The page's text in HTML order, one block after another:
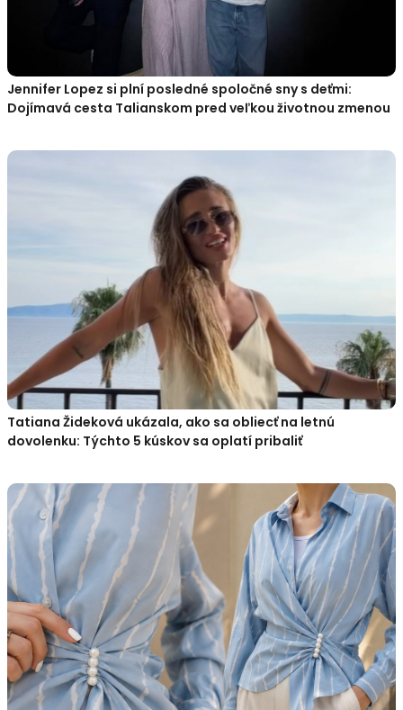
Jennifer Lopez si plní posledné spoločné sny s deťmi:
Dojímavá cesta Talianskom pred veľkou životnou zmenou
Tatiana Žideková ukázala, ako sa obliecť na letnú
dovolenku: Týchto 5 kúskov sa oplatí pribaliť